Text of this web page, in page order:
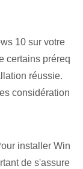
10 sur votre
certains préreq
réussie.
considération
installer Win
de s'assure